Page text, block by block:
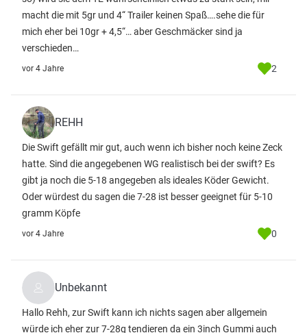
macht die mit 5gr und 4“ Trailer keinen Spaß….sehe die für
mich eher bei 10gr + 4,5“… aber Geschmäcker sind ja
verschieden…
vor 4 Jahre 2
REHH
Die Swift gefällt mir gut, auch wenn ich bisher noch keine Zeck
hatte. Sind die angegebenen WG realistisch bei der swift? Es
gibt ja noch die 5-18 angegeben als ideales Köder Gewicht.
Oder würdest du sagen die 7-28 ist besser geeignet für 5-10
gramm Köpfe
vor 4 Jahre 0
Unbekannt
Hallo Rehh, zur Swift kann ich nichts sagen aber allgemein
würde ich eher zur 7-28g tendieren da ein 3inch Gummi auch